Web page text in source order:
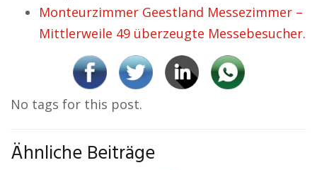
Monteurzimmer Geestland Messezimmer –
Mittlerweile 49 überzeugte Messebesucher.
No tags for this post.
Ähnliche Beiträge